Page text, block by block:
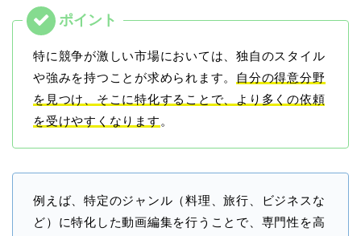
特に競争が激しい市場においては、独自のスタイル
や強みを持つことが求められます。
自分の得意分野
を見つけ、そこに特化することで、より多くの依頼
を受けやすくなります 。
例えば、特定のジャンル（料理、旅行、ビジネスな
ど）に特化した動画編集を行うことで、専門性を高